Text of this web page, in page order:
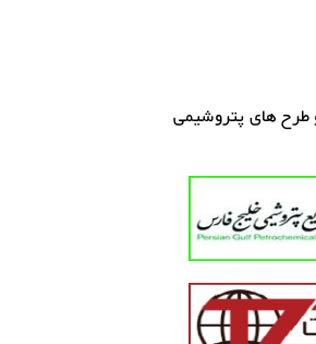
طرح های پتروشیمی